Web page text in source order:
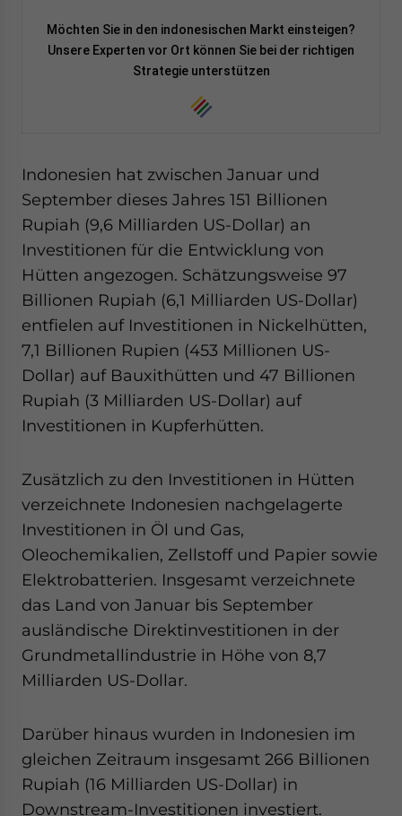
Möchten Sie in den indonesischen Markt einsteigen?
Unsere Experten vor Ort können Sie bei der richtigen
Strategie unterstützen
Indonesien hat zwischen Januar und
September dieses Jahres 151 Billionen
Rupiah (9,6 Milliarden US-Dollar) an
Investitionen für die Entwicklung von
Hütten angezogen. Schätzungsweise 97
Billionen Rupiah (6,1 Milliarden US-Dollar)
entfielen auf Investitionen in Nickelhütten,
7,1 Billionen Rupien (453 Millionen US-
Dollar) auf Bauxithütten und 47 Billionen
Rupiah (3 Milliarden US-Dollar) auf
Investitionen in Kupferhütten.
Zusätzlich zu den Investitionen in Hütten
verzeichnete Indonesien nachgelagerte
Investitionen in Öl und Gas,
Oleochemikalien, Zellstoff und Papier sowie
Elektrobatterien. Insgesamt verzeichnete
das Land von Januar bis September
ausländische Direktinvestitionen in der
Grundmetallindustrie in Höhe von 8,7
Milliarden US-Dollar.
Darüber hinaus wurden in Indonesien im
gleichen Zeitraum insgesamt 266 Billionen
Rupiah (16 Milliarden US-Dollar) in
Downstream-Investitionen investiert.